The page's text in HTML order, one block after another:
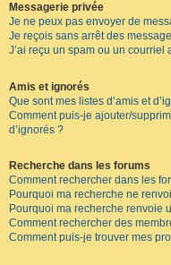
Messagerie privée
Je ne peux pas envoyer de
Je reçois sans arrêt des
J’ai reçu un spam ou un courriel
Amis et ignorés
Que sont mes listes d’amis et
Comment puis-je ajouter/
d’ignorés ?
Recherche dans les forums
Comment rechercher dans les
Pourquoi ma recherche ne
Pourquoi ma recherche renvoie
Comment rechercher des
Comment puis-je trouver mes